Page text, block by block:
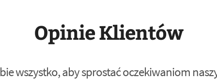
Opinie Klientów
wszystko, aby sprostać oczekiwaniom